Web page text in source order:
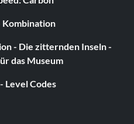
Kombination
- Die zitternden Inseln -
das Museum
Level Codes